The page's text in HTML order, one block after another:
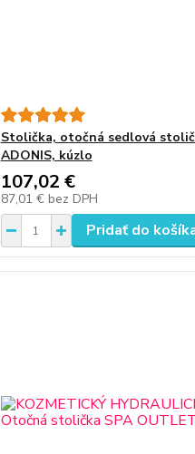
Stolička, otočná sedlová
ADONIS, kúzlo
107,02 €
87,01 € bez DPH
Pridať do